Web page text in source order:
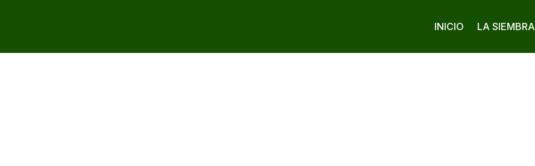
INICIO LA SIEMBRA